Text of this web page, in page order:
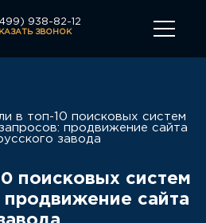
938-82-12
ЗВОНОК
в топ-10 поисковых систем
продвижение сайта
завода
поисковых систем
продвижение сайта